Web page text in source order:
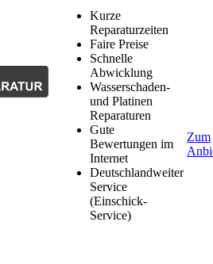
Kurze
Reparaturzeiten
Faire Preise
Schnelle
Abwicklung
Wasserschaden-
und Platinen
Reparaturen
Gute
Bewertungen im
Internet
Deutschlandweiter
Service
(Einschick-
Service)
Zum